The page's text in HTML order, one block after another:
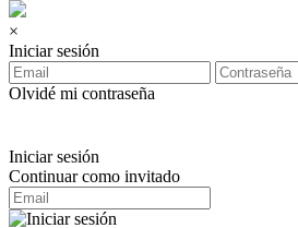
×
Iniciar sesión
Olvidé mi contraseña
Iniciar sesión
Continuar como invitado